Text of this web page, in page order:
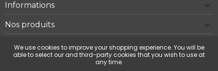
Informations
Nos produits
Notre société
We use cookies to improve your shopping experience. You will be
able to select our and third-party cookies that you wish to use at
any time.